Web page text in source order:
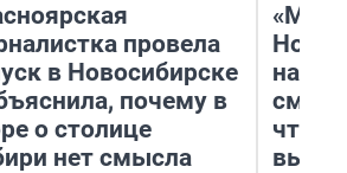
провела
в Новосибирске
почему в
о столице
нет смысла
«Мы